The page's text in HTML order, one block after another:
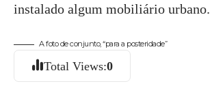
instalado algum mobiliário urbano.
A foto de conjunto, “para a posteridade”
Total Views:0